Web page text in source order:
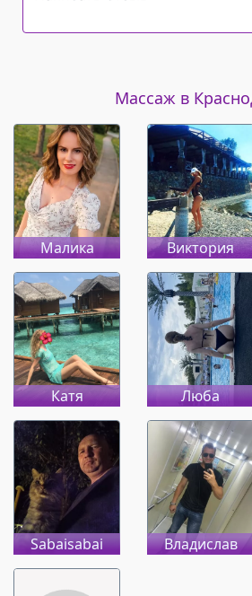
Массаж в
Малика Виктория
Катя Люба
Sabaisabai Владислав